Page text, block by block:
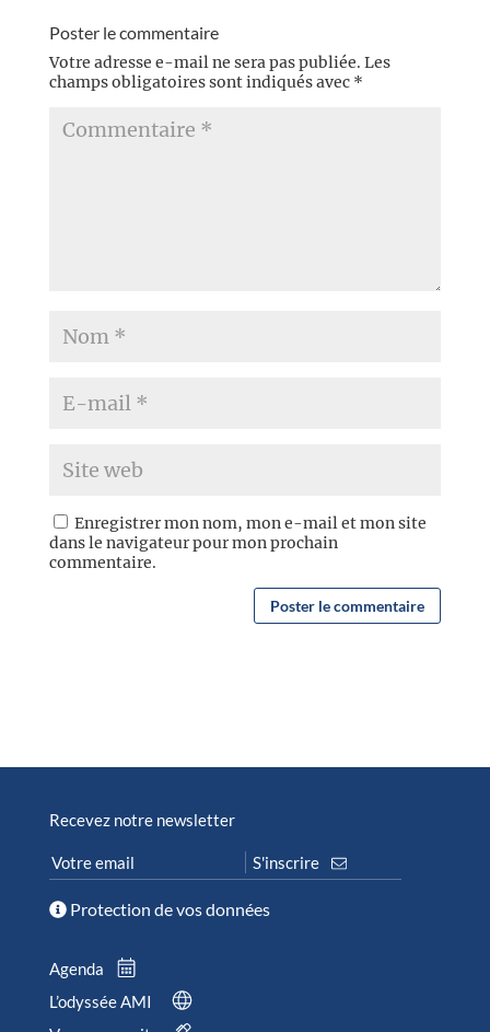
Poster le commentaire
Votre adresse e-mail ne sera pas publiée. Les
champs obligatoires sont indiqués avec *
Enregistrer mon nom, mon e-mail et mon site
dans le navigateur pour mon prochain
commentaire.
Recevez notre newsletter
Protection de vos données
Agenda
L’odyssée AMI